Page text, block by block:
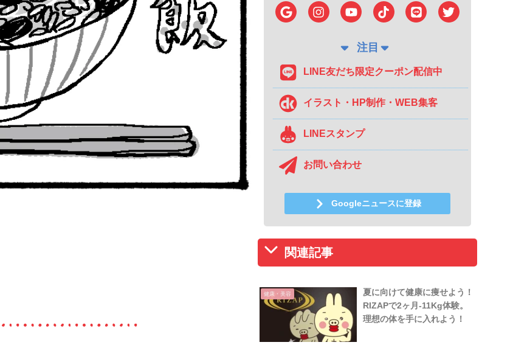
注目
LINE友だち限定クーポン配信中
イラスト・HP制作・WEB集客
LINEスタンプ
お問い合わせ
Googleニュースに登録
関連記事
健康・美容
夏に向けて健康に痩せよう！
RIZAPで2ヶ月-11Kg体験。
理想の体を手に入れよう！